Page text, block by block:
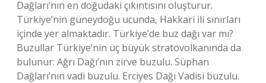
Dağları’nın en doğudaki çıkıntısını oluşturur.
Türkiye’nin güneydoğu ucunda, Hakkari ili sınırları
içinde yer almaktadır. Türkiye’de buz dağı var mı?
Buzullar Türkiye’nin üç büyük stratovolkanında da
bulunur: Ağrı Dağı’nın zirve buzulu. Süphan
Dağları’nın vadi buzulu. Erciyes Dağı Vadisi buzulu.